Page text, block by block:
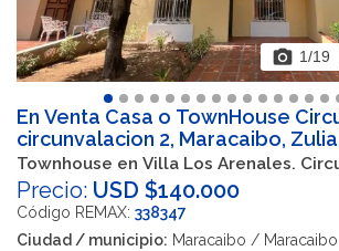
photo_camera 1/19
En Venta Casa o TownHouse
circunvalacion 2, Maracaibo,
Townhouse en Villa Los Arenales.
Precio: USD $140.000
Código REMAX: 338347
Ciudad / municipio: Maracaibo / Maracaibo